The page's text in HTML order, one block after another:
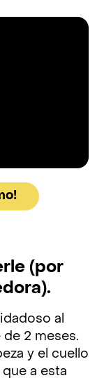
(por
al
de 2 meses.
y el cuello
a esta